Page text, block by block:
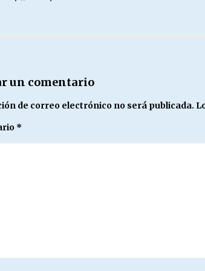
un comentario
de correo electrónico no será publicada.
*